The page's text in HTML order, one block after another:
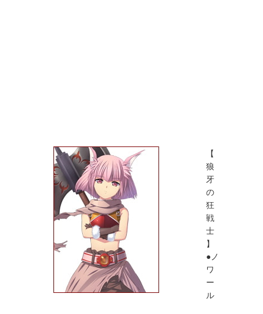
【
狼
牙
の
狂
戦
士
】
●ノ
ワ
ー
ル